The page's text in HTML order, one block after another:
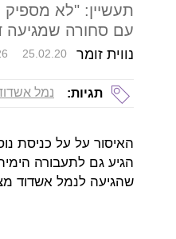
תעשיין: "לא מספיק
עם סחורה שמגיעה
נווית זומר 25.02.20
תגיות: נמל
האיסור על על כניסת
הגיע גם לתעבורה
שהגיעה לנמל אשדוד